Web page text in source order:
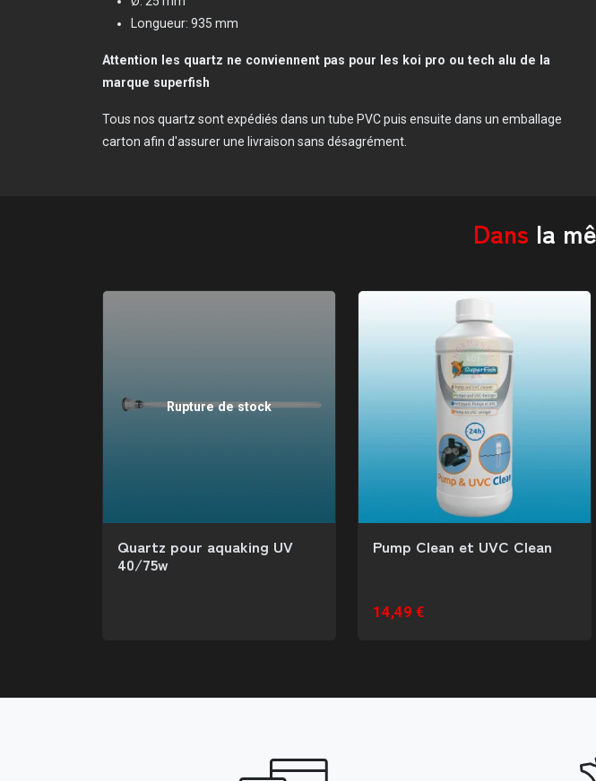
Longueur: 935 mm
Attention les quartz ne conviennent pas pour les koi pro ou tech alu de la
marque superfish
Tous nos quartz sont expédiés dans un tube PVC puis ensuite dans un emballage
carton afin d'assurer une livraison sans désagrément.
Dans la
Rupture de stock
Quartz pour aquaking UV
40/75w
Pump Clean et UVC Clean
14,49 €